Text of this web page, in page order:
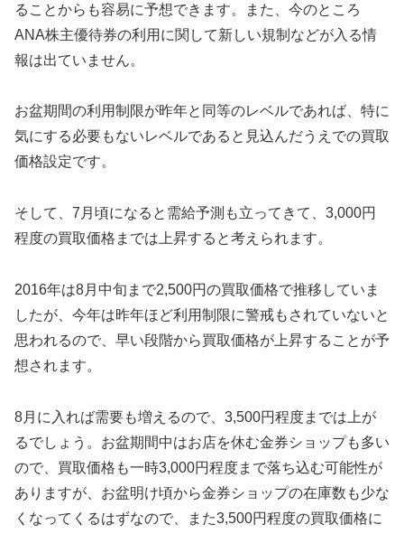
ることからも容易に予想できます。また、今のところ
ANA株主優待券の利用に関して新しい規制などが入る情
報は出ていません。
お盆期間の利用制限が昨年と同等のレベルであれば、特に
気にする必要もないレベルであると見込んだうえでの買取
価格設定です。
そして、7月頃になると需給予測も立ってきて、3,000円
程度の買取価格までは上昇すると考えられます。
2016年は8月中旬まで2,500円の買取価格で推移していま
したが、今年は昨年ほど利用制限に警戒もされていないと
思われるので、早い段階から買取価格が上昇することが予
想されます。
8月に入れば需要も増えるので、3,500円程度までは上が
るでしょう。お盆期間中はお店を休む金券ショップも多い
ので、買取価格も一時3,000円程度まで落ち込む可能性が
ありますが、お盆明け頃から金券ショップの在庫数も少な
くなってくるはずなので、また3,500円程度の買取価格に